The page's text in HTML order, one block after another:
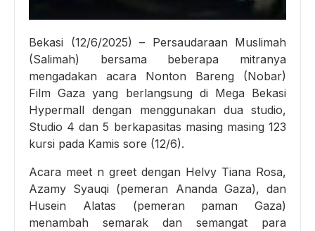
Bekasi (12/6/2025) – Persaudaraan Muslimah
(Salimah) bersama beberapa mitranya
mengadakan acara Nonton Bareng (Nobar)
Film Gaza yang berlangsung di Mega Bekasi
Hypermall dengan menggunakan dua studio,
Studio 4 dan 5 berkapasitas masing masing 123
kursi pada Kamis sore (12/6).
Acara meet n greet dengan Helvy Tiana Rosa,
Azamy Syauqi (pemeran Ananda Gaza), dan
Husein Alatas (pemeran paman Gaza)
menambah semarak dan semangat para